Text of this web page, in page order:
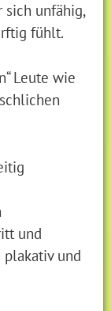
sich unfähig,
fühlt.
Leute wie
und
und